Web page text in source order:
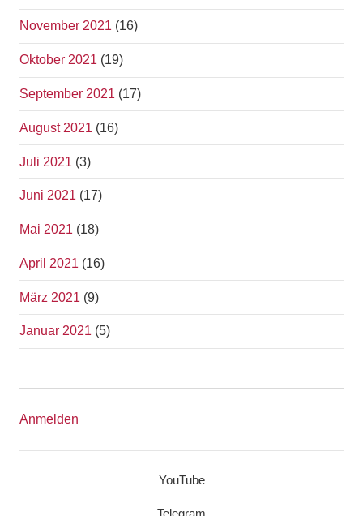
November 2021 (16)
Oktober 2021 (19)
September 2021 (17)
August 2021 (16)
Juli 2021 (3)
Juni 2021 (17)
Mai 2021 (18)
April 2021 (16)
März 2021 (9)
Januar 2021 (5)
Anmelden
YouTube